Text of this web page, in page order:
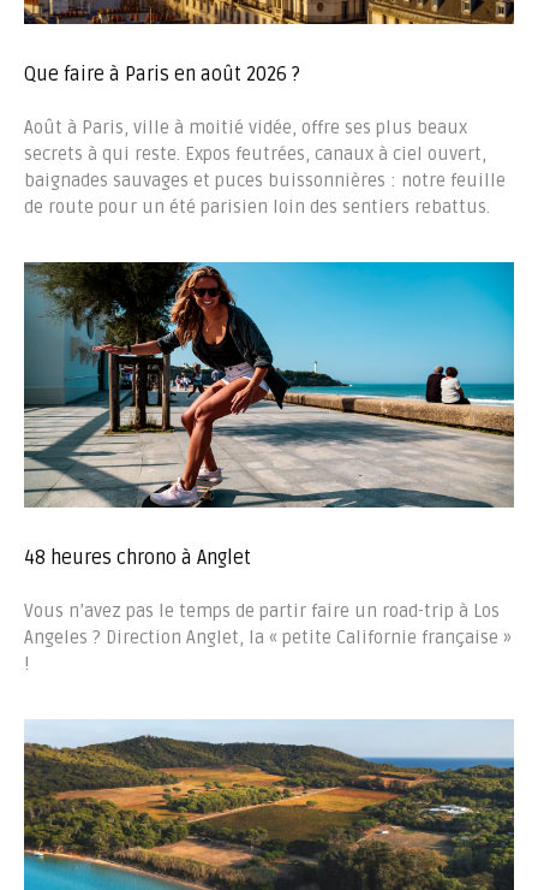
Que faire à Paris en août 2026 ?
Août à Paris, ville à moitié vidée, offre ses plus beaux
secrets à qui reste. Expos feutrées, canaux à ciel ouvert,
baignades sauvages et puces buissonnières : notre feuille
de route pour un été parisien loin des sentiers rebattus.
48 heures chrono à Anglet
Vous n’avez pas le temps de partir faire un road-trip à Los
Angeles ? Direction Anglet, la « petite Californie française »
!